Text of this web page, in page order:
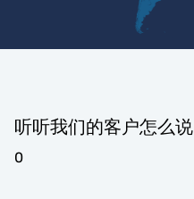
听听我们的客户怎么说
0